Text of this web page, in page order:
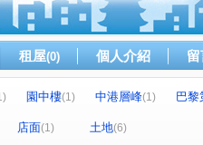
租屋(0) 個人介紹
園中樓(1) 中港層峰(1)
巴黎
圓環東路312巷31號
店面(1) 土地(6)